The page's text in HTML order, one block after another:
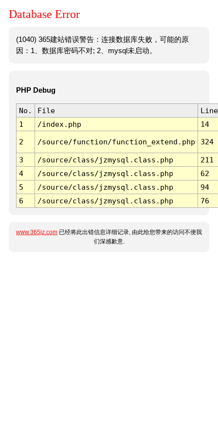
Database Error
(1040) 365建站错误警告：连接数据库失败，可能的原
因：1、数据库密码不对; 2、mysql未启动。
PHP Debug
No. File
Line
1
/index.php 14
2 /source/function/function_extend.php 324
3 /source/class/jzmysql.class.php
211
4
/source/class/jzmysql.class.php
62
5
/source/class/jzmysql.class.php
94
6
/source/class/jzmysql.class.php 76
www.365jz.com 已经将此出错信息详细记录, 由此给您带来的访问不便我
们深感歉意.